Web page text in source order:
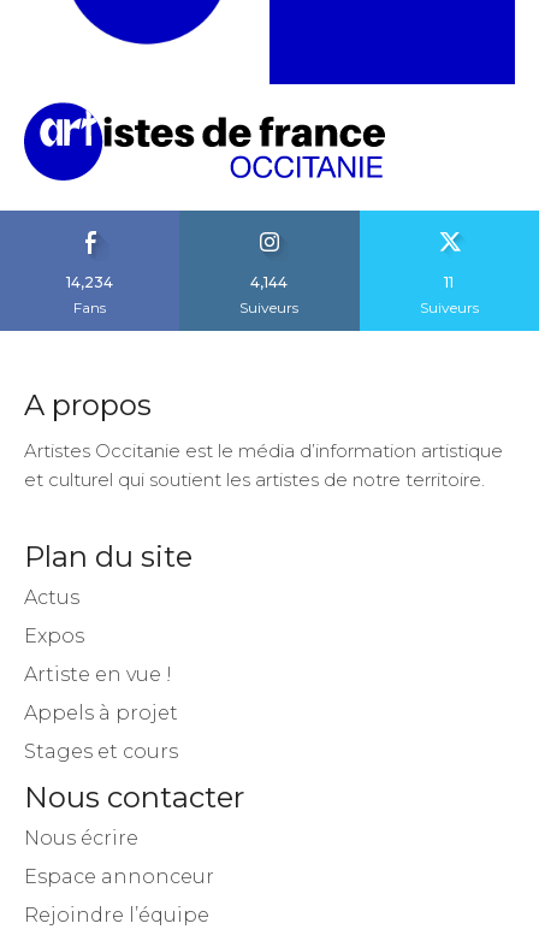
14,234
Fans
4,144
Suiveurs
11
Suiveurs
A propos
Artistes Occitanie est le média d’information artistique
et culturel qui soutient les artistes de notre territoire.
Plan du site
Actus
Expos
Artiste en vue !
Appels à projet
Stages et cours
Nous contacter
Nous écrire
Espace annonceur
Rejoindre l’équipe